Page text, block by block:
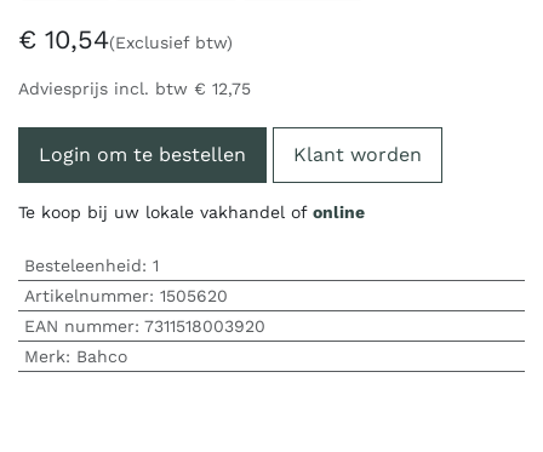
€ 10,54(Exclusief btw)
Adviesprijs incl. btw € 12,75
Login om te bestellen Klant worden
Te koop bij uw lokale vakhandel of online
Besteleenheid: 1
Artikelnummer: 1505620
EAN nummer: 7311518003920
Merk: Bahco